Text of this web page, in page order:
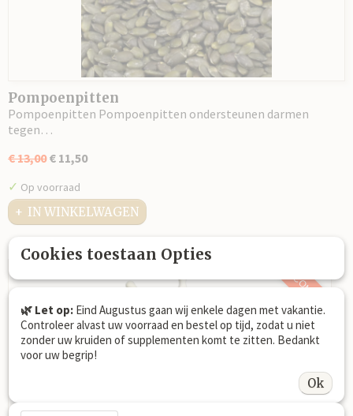
Pompoenpitten
Pompoenpitten Pompoenpitten ondersteunen darmen
tegen…
€ 13,00 € 11,50
✓ Op voorraad
IN WINKELWAGEN
- COMBI -
Cookies toestaan Opties
🌿 Let op: Eind Augustus gaan wij enkele dagen met vakantie.
Controleer alvast uw voorraad en bestel op tijd, zodat u niet
zonder uw kruiden of supplementen komt te zitten. Bedankt
voor uw begrip!
Ok